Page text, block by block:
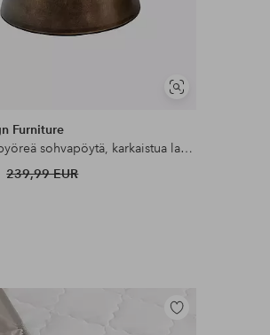
Näytä
Furniture
Dunsley pyöreä sohvapöytä, karkaistua lasia, pylväsjalusta, Ø45x47 cm
239,99 EUR
Lisää